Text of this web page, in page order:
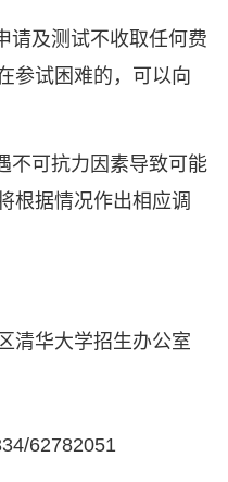
请及测试不收取任何费
参试困难的，可以向
不可抗力因素导致可能
根据情况作出相应调
清华大学招生办公室
62782051